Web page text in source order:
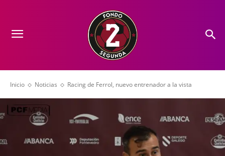
Inicio Noticias Racing de Ferrol, nuevo entrenador a la vista